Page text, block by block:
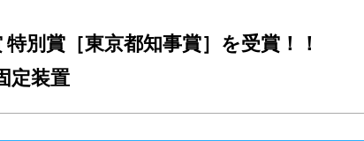
別賞［東京都知事賞］を受賞！！
定装置